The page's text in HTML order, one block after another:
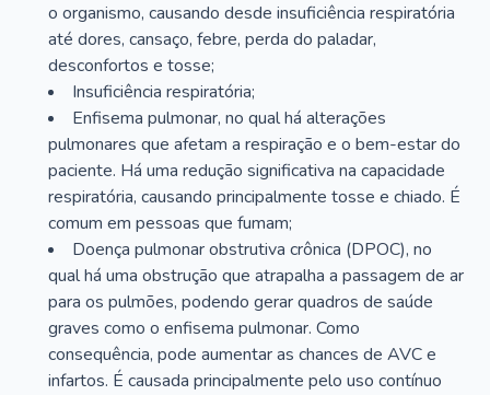
o organismo, causando desde insuficiência respiratória
até dores, cansaço, febre, perda do paladar,
desconfortos e tosse;
Insuficiência respiratória;
Enfisema pulmonar, no qual há alterações
pulmonares que afetam a respiração e o bem-estar do
paciente. Há uma redução significativa na capacidade
respiratória, causando principalmente tosse e chiado. É
comum em pessoas que fumam;
Doença pulmonar obstrutiva crônica (DPOC), no
qual há uma obstrução que atrapalha a passagem de ar
para os pulmões, podendo gerar quadros de saúde
graves como o enfisema pulmonar. Como
consequência, pode aumentar as chances de AVC e
infartos. É causada principalmente pelo uso contínuo